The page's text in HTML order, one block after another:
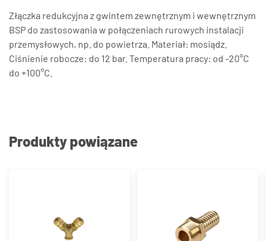
Złączka redukcyjna z gwintem zewnętrznym i wewnętrznym
BSP do zastosowania w połączeniach rurowych instalacji
przemysłowych, np. do powietrza. Materiał: mosiądz.
Ciśnienie robocze: do 12 bar. Temperatura pracy: od -20°C
do +100°C.
Produkty powiązane